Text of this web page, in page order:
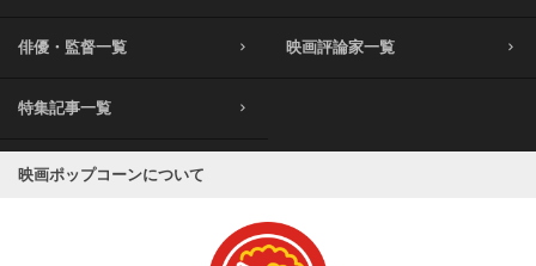
俳優・監督一覧 映画評論家一覧
特集記事一覧
映画ポップコーンについて